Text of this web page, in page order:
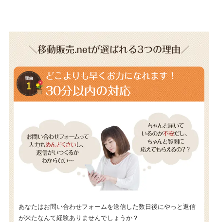
＼移動販売.netが選ばれる3つの理由／
どこよりも早くお力になれます！
30分以内の対応
あなたはお問い合わせフォームを送信した数日後にやっと返信
が来たなんて経験ありませんでしょうか？